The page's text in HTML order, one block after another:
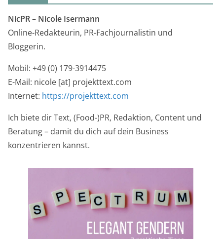
NicPR – Nicole Isermann
Online-Redakteurin, PR-Fachjournalistin und
Bloggerin.
Mobil: +49 (0) 179-3914475
E-Mail: nicole [at] projekttext.com
Internet: https://projekttext.com
Ich biete dir Text, (Food-)PR, Redaktion, Content und
Beratung – damit du dich auf dein Business
konzentrieren kannst.